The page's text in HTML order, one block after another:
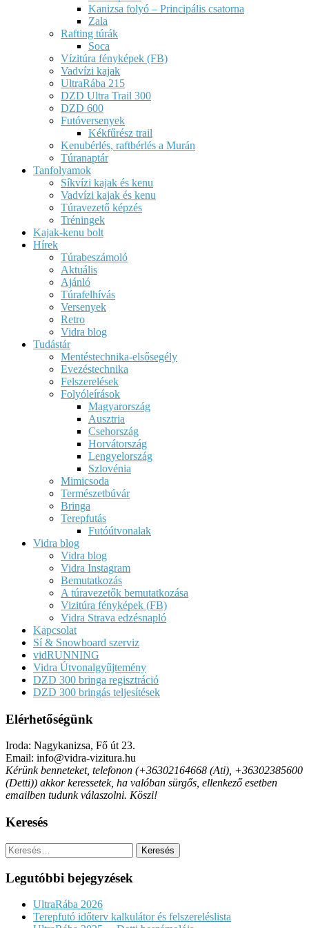
Kanizsa folyó – Principális csatorna
Zala
Rafting túrák
Soca
Vízitúra fényképek (FB)
Vadvízi kajak
UltraRába 215
DZD Ultra Trail 300
DZD 600
Futóversenyek
Kékfűrész trail
Kenubérlés, raftbérlés a Murán
Túranaptár
Tanfolyamok
Síkvízi kajak és kenu
Vadvízi kajak és kenu
Túravezető képzés
Tréningek
Kajak-kenu bolt
Hírek
Túrabeszámoló
Aktuális
Ajánló
Túrafelhívás
Versenyek
Retro
Vidra blog
Tudástár
Mentéstechnika-elsősegély
Evezéstechnika
Felszerelések
Folyóleírások
Magyarország
Ausztria
Csehország
Horvátország
Lengyelország
Szlovénia
Mimicsoda
Természetbúvár
Bringa
Terepfutás
Futóútvonalak
Vidra blog
Vidra blog
Vidra Instagram
Bemutatkozás
A túravezetők bemutatkozása
Vizitúra fényképek (FB)
Vidra Strava edzésnapló
Kapcsolat
Sí & Snowboard szerviz
vidRUNNING
Vidra Útvonalgyűjtemény
DZD 300 bringa regisztráció
DZD 300 bringás teljesítések
Elérhetőségünk
Iroda: Nagykanizsa, Fő út 23.
Email: info@vidra-vizitura.hu
Kérünk benneteket, telefonon (+36302164668 (Ati), +36302385600
(Detti)) akkor keressetek, ha valóban sürgős, ellenkező esetben
emailben tudunk válaszolni. Köszi!
Keresés
Keresés:
Legutóbbi bejegyzések
UltraRába 2026
Terepfutó időterv kalkulátor és felszereléslista